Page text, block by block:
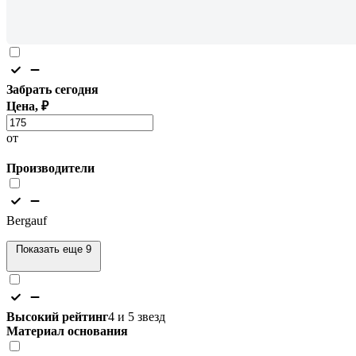
Забрать сегодня
Цена, ₽
от
Производители
Bergauf
Показать еще 9
Высокий рейтинг4 и 5 звезд
Материал основания